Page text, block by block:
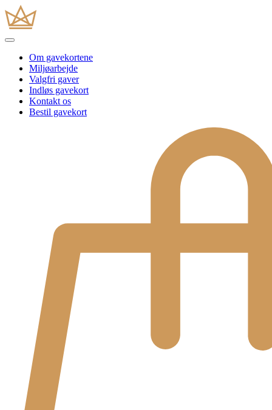
Om gavekortene
Miljøarbejde
Valgfri gaver
Indløs gavekort
Kontakt os
Bestil gavekort